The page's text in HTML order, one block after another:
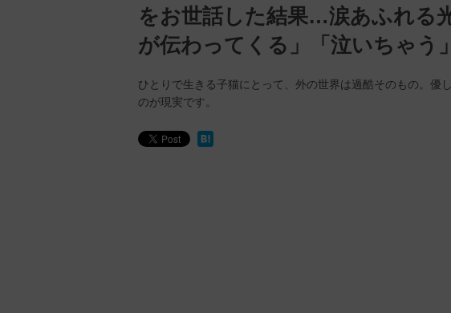
をお世話した結果…涙あふれる
が伝わってくる」「泣いちゃう」
ひとりで生きる子猫にとって、外の世界は過酷そのもの。優
のが現実です。